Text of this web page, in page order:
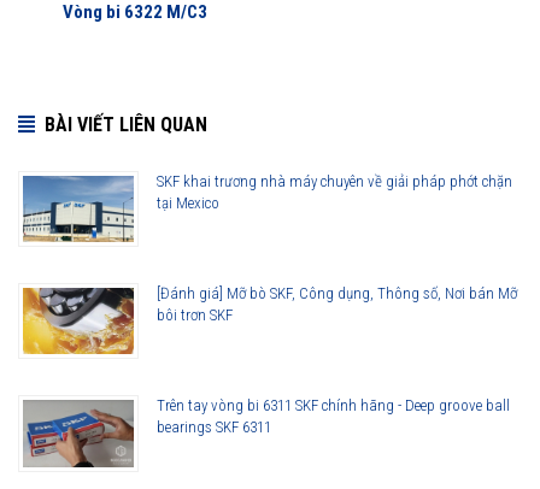
Vòng bi 6322 M/C3
BÀI VIẾT LIÊN QUAN
SKF khai trương nhà máy chuyên về giải pháp phớt chặn
tại Mexico
[Đánh giá] Mỡ bò SKF, Công dụng, Thông số, Nơi bán Mỡ
bôi trơn SKF
Trên tay vòng bi 6311 SKF chính hãng - Deep groove ball
bearings SKF 6311